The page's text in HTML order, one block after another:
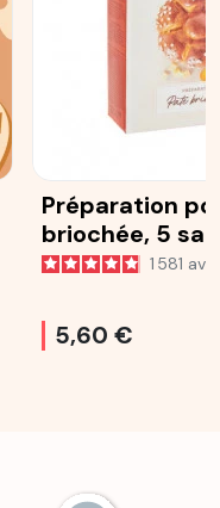
AU PANIER
Préparation
briochée, 5
25 g
1 581 avis
5,60 €